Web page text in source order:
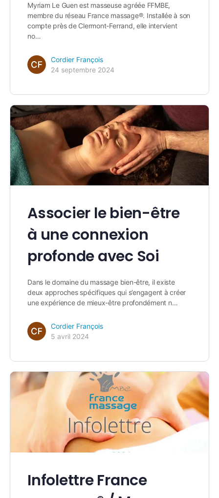
Myriam Le Guen est masseuse agréée FFMBE,
membre du réseau France massage®. Installée à son
compte près de Clermont-Ferrand, elle intervient
no…
Cordier François
24 septembre 2024
Associer le bien-être
à une connexion
profonde avec Soi
Dans le domaine du massage bien-être, il existe
deux approches spécifiques qui s’engagent à créer
une expérience de mieux-être profondément n…
Cordier François
5 avril 2024
Infolettre France